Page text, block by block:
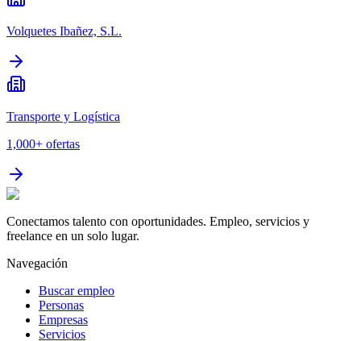
Volquetes Ibañez, S.L.
Transporte y Logística
1,000+ ofertas
Conectamos talento con oportunidades. Empleo, servicios y
freelance en un solo lugar.
Navegación
Buscar empleo
Personas
Empresas
Servicios